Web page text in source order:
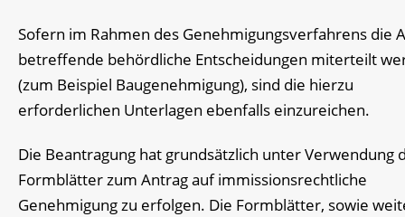
Sofern im Rahmen des Genehmigungsverfahrens die
betreffende behördliche Entscheidungen miterteilt
(zum Beispiel Baugenehmigung), sind die hierzu
erforderlichen Unterlagen ebenfalls einzureichen.
Die Beantragung hat grundsätzlich unter Verwendung
Formblätter zum Antrag auf immissionsrechtliche
Genehmigung zu erfolgen. Die Formblätter, sowie